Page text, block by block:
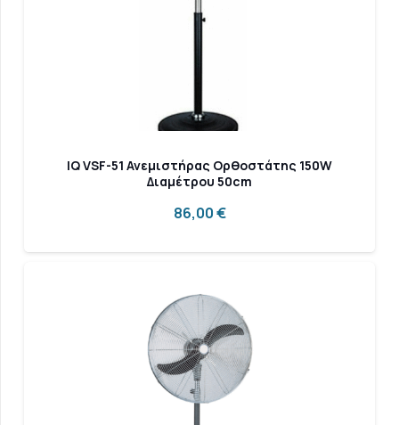
IQ VSF-51 Ανεμιστήρας Ορθοστάτης 150W
Διαμέτρου 50cm
86,00€